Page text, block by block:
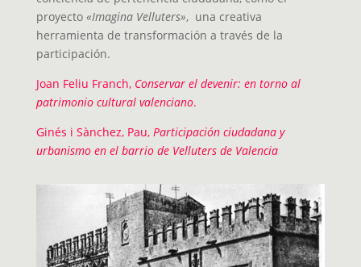
proyecto «Imagina Velluters», una creativa
herramienta de transformación a través de la
participación.
Joan Feliu Franch, Conservar el devenir: en torno al
patrimonio cultural valenciano.
Ginés i Sànchez, Pau, Participación ciudadana y
urbanismo en el barrio de Velluters de Valencia